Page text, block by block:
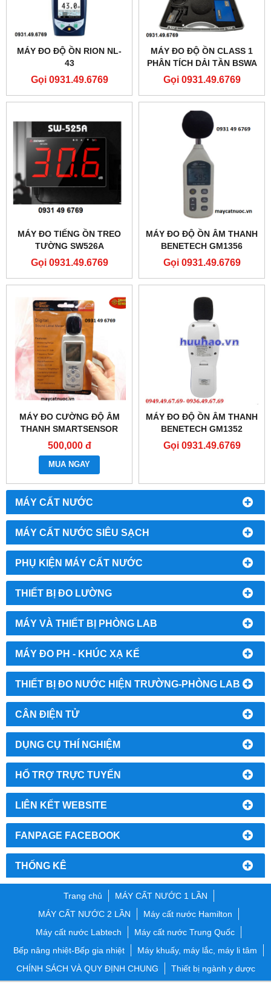
MÁY CẤT NƯỚC
MÁY CẤT NƯỚC SIÊU SẠCH
PHỤ KIỆN MÁY CẤT NƯỚC
THIẾT BỊ ĐO LƯỜNG
MÁY VÀ THIẾT BỊ PHÒNG LAB
MÁY ĐO PH - KHÚC XẠ KẾ
THIẾT BỊ ĐO NƯỚC HIỆN TRƯỜNG-PHÒNG LAB
CÂN ĐIỆN TỬ
DỤNG CỤ THÍ NGHIỆM
HỔ TRỢ TRỰC TUYẾN
LIÊN KẾT WEBSITE
FANPAGE FACEBOOK
THỐNG KÊ
MÁY ĐO ĐỘ ỒN RION NL-
43
Gọi 0931.49.6769
MÁY ĐO ĐỘ ỒN CLASS 1
PHÂN TÍCH DẢI TẦN BSWA
308
Gọi 0931.49.6769
MÁY ĐO TIẾNG ỒN TREO
TƯỜNG SW526A
Gọi 0931.49.6769
MÁY ĐO ĐỘ ỒN ÂM THANH
BENETECH GM1356
Gọi 0931.49.6769
MÁY ĐO CƯỜNG ĐỘ ÂM
THANH SMARTSENSOR
AS804
500,000 đ
MUA NGAY
MÁY ĐO ĐỘ ỒN ÂM THANH
BENETECH GM1352
Gọi 0931.49.6769
Trang chủ
MÁY CẤT NƯỚC 1 LẦN
MÁY CẤT NƯỚC 2 LẦN
Máy cất nước Hamilton
Máy cất nước Labtech
Máy cất nước Trung Quốc
Bếp nâng nhiệt-Bếp gia nhiệt
Máy khuấy, máy lắc, máy li tâm
CHÍNH SÁCH VÀ QUY ĐỊNH CHUNG
Thiết bị ngành y dược